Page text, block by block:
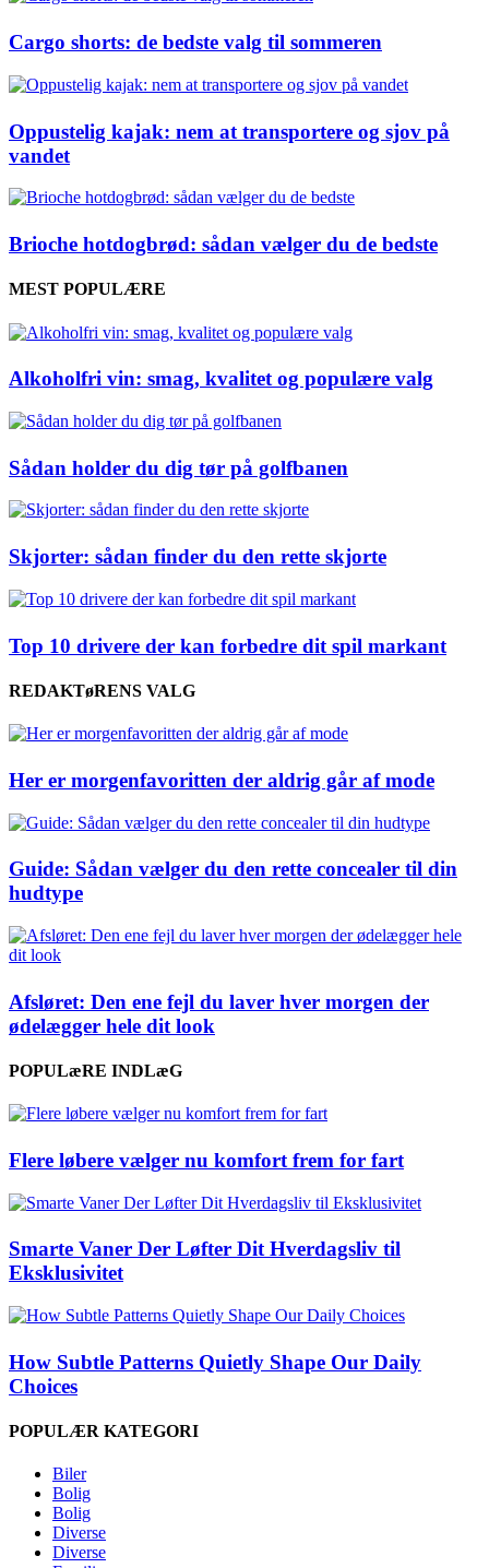
Cargo shorts: de bedste valg til sommeren
Oppustelig kajak: nem at transportere og sjov på
vandet
Brioche hotdogbrød: sådan vælger du de bedste
MEST POPULÆRE
Alkoholfri vin: smag, kvalitet og populære valg
Sådan holder du dig tør på golfbanen
Skjorter: sådan finder du den rette skjorte
Top 10 drivere der kan forbedre dit spil markant
REDAKTøRENS VALG
Her er morgenfavoritten der aldrig går af mode
Guide: Sådan vælger du den rette concealer til din
hudtype
Afsløret: Den ene fejl du laver hver morgen der
ødelægger hele dit look
POPULæRE INDLæG
Flere løbere vælger nu komfort frem for fart
Smarte Vaner Der Løfter Dit Hverdagsliv til
Eksklusivitet
How Subtle Patterns Quietly Shape Our Daily
Choices
POPULÆR KATEGORI
Biler
Bolig
Bolig
Diverse
Diverse